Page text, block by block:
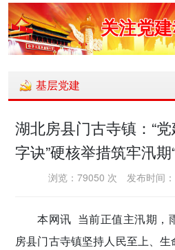
关注党
传播党
传递党的
基层党建
湖北房县门古寺镇：“
字诀”硬核举措筑牢汛期
浏览：79050 次 发布时间
本网讯 当前正值主汛期，
房县门古寺镇坚持人民至上、